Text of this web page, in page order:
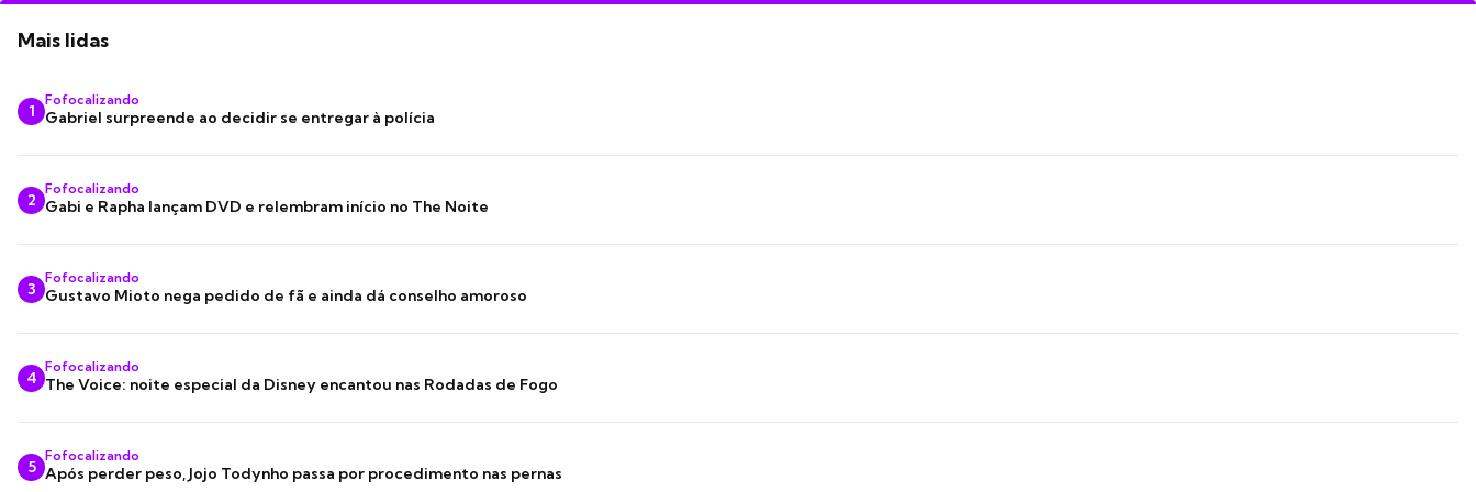
Mais lidas
1
Fofocalizando
Gabriel surpreende ao decidir se entregar à polícia
2
Fofocalizando
Gabi e Rapha lançam DVD e relembram início no The Noite
3
Fofocalizando
Gustavo Mioto nega pedido de fã e ainda dá conselho amoroso
4
Fofocalizando
The Voice: noite especial da Disney encantou nas Rodadas de Fogo
5
Fofocalizando
Após perder peso, Jojo Todynho passa por procedimento nas pernas